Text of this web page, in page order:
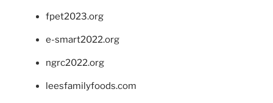
fpet2023.org
e-smart2022.org
ngrc2022.org
leesfamilyfoods.com